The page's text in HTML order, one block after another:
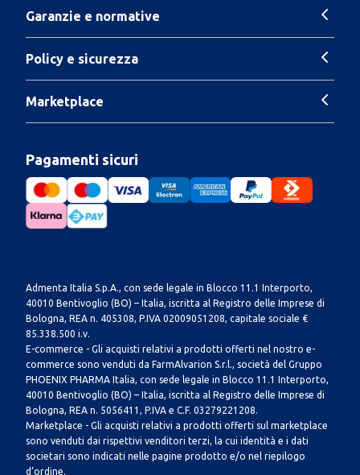
Garanzie e normative
Policy e sicurezza
Marketplace
Pagamenti sicuri
Admenta Italia S.p.A., con sede legale in Blocco 11.1 Interporto,
40010 Bentivoglio (BO) – Italia, iscritta al Registro delle Imprese di
Bologna, REA n. 405308, P.IVA 02009051208, capitale sociale €
85.338.500 i.v.
E-commerce - Gli acquisti relativi a prodotti offerti nel nostro e-
commerce sono venduti da FarmAlvarion S.r.l., società del Gruppo
PHOENIX PHARMA Italia, con sede legale in Blocco 11.1 Interporto,
40010 Bentivoglio (BO) – Italia, iscritta al Registro delle Imprese di
Bologna, REA n. 5056411, P.IVA e C.F. 03279221208.
Marketplace - Gli acquisti relativi a prodotti offerti sul marketplace
sono venduti dai rispettivi venditori terzi, la cui identità e i dati
societari sono indicati nelle pagine prodotto e/o nel riepilogo
d’ordine.